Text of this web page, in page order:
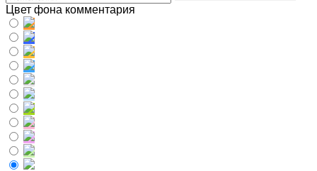
Цвет фона комментария